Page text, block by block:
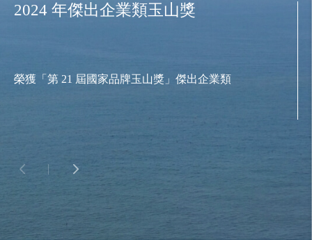
2024 年傑出企業類玉山獎
榮獲「第 21 屆國家品牌玉山獎」傑出企業類